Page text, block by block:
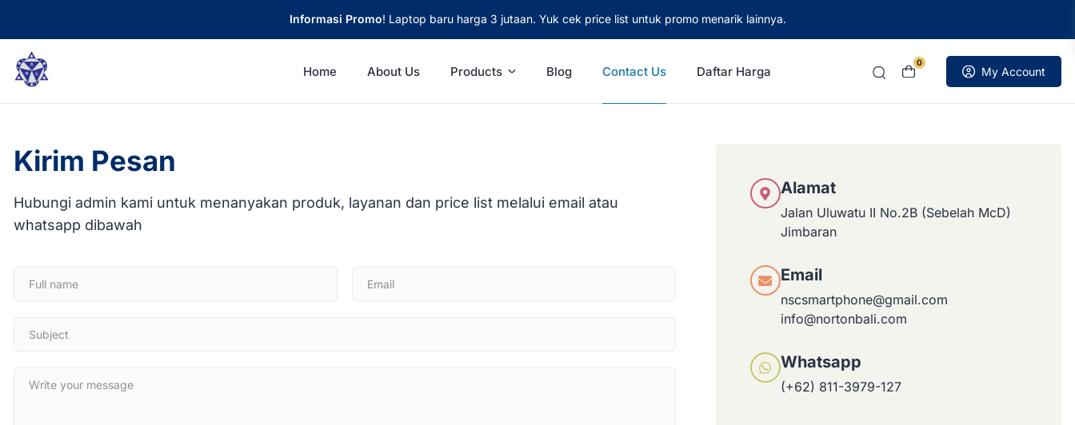
Informasi Promo! Laptop baru harga 3 jutaan. Yuk cek price list untuk promo menarik lainnya.
0
My Account
Home About Us Products Blog Contact Us Daftar Harga
Kirim Pesan
Hubungi admin kami untuk menanyakan produk, layanan dan price list melalui email atau
whatsapp dibawah
Alamat
Jalan Uluwatu II No.2B (Sebelah McD)
Jimbaran
Email
nscsmartphone@gmail.com
info@nortonbali.com
Whatsapp
(+62) 811-3979-127